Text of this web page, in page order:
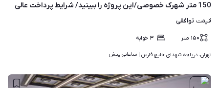
150 متر شهرک خصوصی/این پروژه را ببینید/ شرایط پرداخت عالی
قیمت توافقی
۱۵۰ متر ۳ خوابه
تهران، دریاچه شهدای خلیج فارس | ساعاتی پیش